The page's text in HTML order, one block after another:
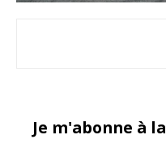
Je m'abonne à